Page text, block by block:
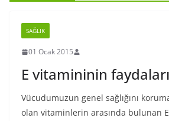
SAĞLIK
01 Ocak 2015
E vitamininin
Vücudumuzun genel sağlığını
olan vitaminlerin arasında bulunan